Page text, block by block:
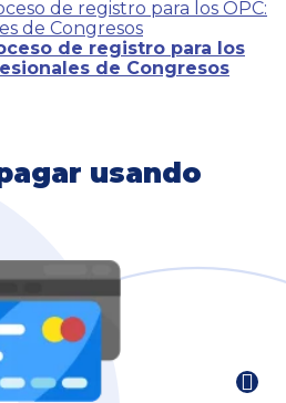
de registro para los
de Congresos
usando